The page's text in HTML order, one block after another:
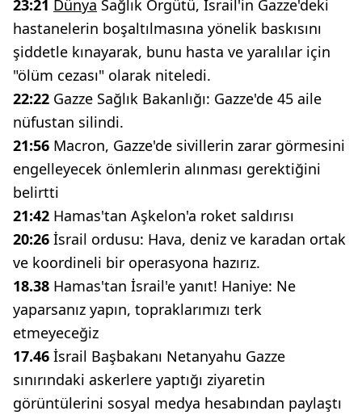
23:21 Dünya Sağlık Örgütü, İsrail'in Gazze'deki
hastanelerin boşaltılmasına yönelik baskısını
şiddetle kınayarak, bunu hasta ve yaralılar için
"ölüm cezası" olarak niteledi.
22:22 Gazze Sağlık Bakanlığı: Gazze'de 45 aile
nüfustan silindi.
21:56 Macron, Gazze'de sivillerin zarar görmesini
engelleyecek önlemlerin alınması gerektiğini
belirtti
21:42 Hamas'tan Aşkelon'a roket saldırısı
20:26 İsrail ordusu: Hava, deniz ve karadan ortak
ve koordineli bir operasyona hazırız.
18.38 Hamas'tan İsrail'e yanıt! Haniye: Ne
yaparsanız yapın, topraklarımızı terk
etmeyeceğiz
17.46 İsrail Başbakanı Netanyahu Gazze
sınırındaki askerlere yaptığı ziyaretin
görüntülerini sosyal medya hesabından paylaştı